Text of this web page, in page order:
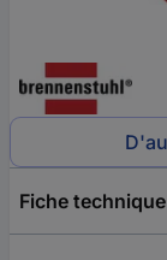
Fiche